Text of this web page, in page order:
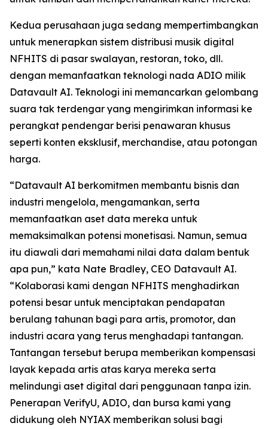
Kedua perusahaan juga sedang mempertimbangkan
untuk menerapkan sistem distribusi musik digital
NFHITS di pasar swalayan, restoran, toko, dll.
dengan memanfaatkan teknologi nada ADIO milik
Datavault AI. Teknologi ini memancarkan gelombang
suara tak terdengar yang mengirimkan informasi ke
perangkat pendengar berisi penawaran khusus
seperti konten eksklusif, merchandise, atau potongan
harga.
“Datavault AI berkomitmen membantu bisnis dan
industri mengelola, mengamankan, serta
memanfaatkan aset data mereka untuk
memaksimalkan potensi monetisasi. Namun, semua
itu diawali dari memahami nilai data dalam bentuk
apa pun,” kata Nate Bradley, CEO Datavault AI.
“Kolaborasi kami dengan NFHITS menghadirkan
potensi besar untuk menciptakan pendapatan
berulang tahunan bagi para artis, promotor, dan
industri acara yang terus menghadapi tantangan.
Tantangan tersebut berupa memberikan kompensasi
layak kepada artis atas karya mereka serta
melindungi aset digital dari penggunaan tanpa izin.
Penerapan VerifyU, ADIO, dan bursa kami yang
didukung oleh NYIAX memberikan solusi bagi